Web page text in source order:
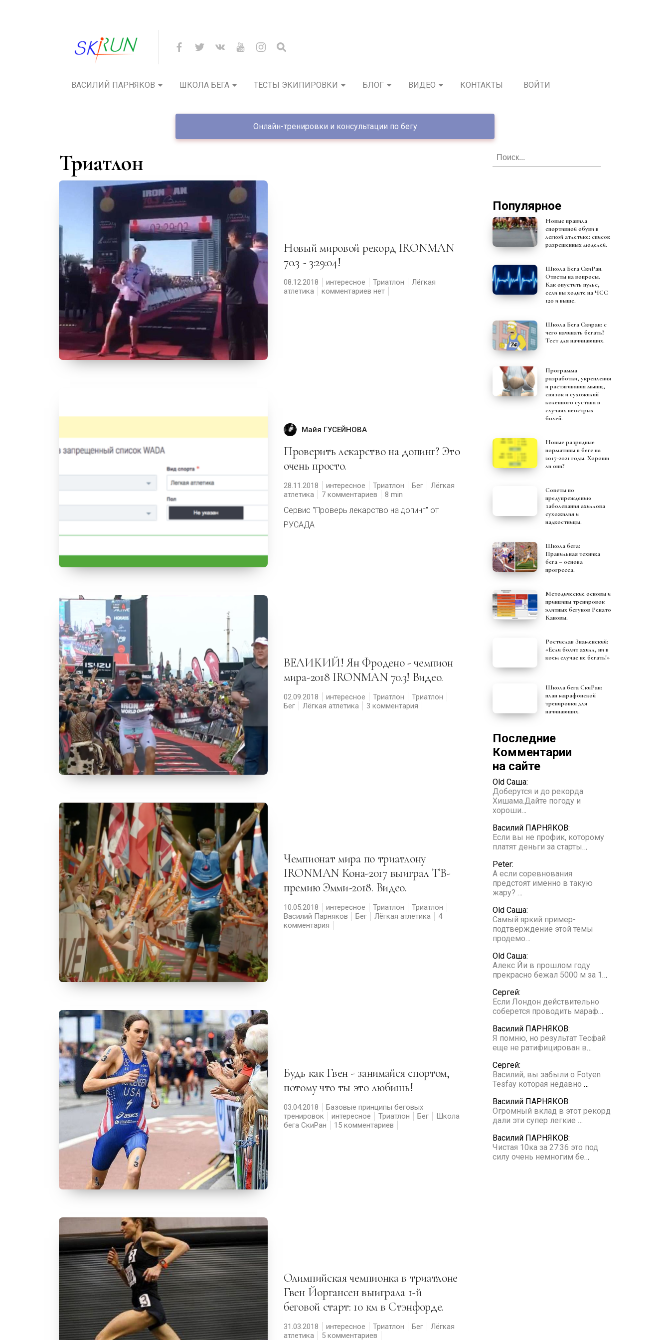
ВАСИЛИЙ ПАРНЯКОВ ШКОЛА БЕГА ТЕСТЫ ЭКИПИРОВКИ БЛОГ ВИДЕО КОНТАКТЫ ВОЙТИ
Онлайн-тренировки и консультации по бегу
триатлон
Новый мировой рекорд IRONMAN
70.3 - 3:29:04!
08.12.2018 интересное Триатлон
Лёгкая
атлетика
комментариев нет
Майя ГУСЕЙНОВА
Проверить лекарство на допинг? Это
очень просто.
28.11.2018 интересное Триатлон Бег
Лёгкая
атлетика
7 комментариев 8
Сервис "Проверь лекарство на допинг" от
РУСАДА
ВЕЛИКИЙ! Ян Фродено - чемпион
мира-2018 IRONMAN 70.3! Видео.
02.09.2018 интересное Триатлон
Триатлон
Бег
Лёгкая атлетика 3 комментария
Чемпионат мира по триатлону
IRONMAN Кона-2017 выиграл ТВ-
премию Эмми-2018. Видео.
10.05.2018 интересное Триатлон
Триатлон
Василий Парняков
Бег Лёгкая атлетика
4
комментария
Будь как Гвен - занимайся спортом,
потому что ты это любишь!
03.04.2018
Базовые принципы беговых
тренировок
интересное Триатлон Бег
Школа
бега СкиРан
15 комментариев
Олимпийская чемпионка в триатлоне
Гвен Йоргансен выиграла 1-й
беговой старт: 10 км в Стэнфорде.
31.03.2018 интересное Триатлон Бег
Лёгкая
атлетика
5 комментариев
Популярное
Новые правила
спортивной обуви в
легкой атлетике: список
разрешенных моделей.
Школа Бега СкиРан.
Ответы на вопросы.
Как опустить пульс,
если вы ходите на ЧСС
120 и выше.
Школа Бега Скиран: с
чего начинать бегать?
Тест для начинающих.
Программа
разработки, укрепления
и растягивания мышц,
связок и сухожилий
коленного сустава в
случаях неострых
болей.
Новые разрядные
нормативы в беге на
2017-2021 годы. Хороши
ли они?
Советы по
предупреждению
заболевания ахиллова
сухожилия и
надкостницы.
Школа бега:
Правильная техника
бега – основа
прогресса.
Методические основы и
принципы тренировок
элитных бегунов Ренато
Кановы.
Ростислав Знаменский:
«Если болит ахилл, ни в
коем случае не бегать!»
Школа бега СкиРан:
план марафонской
тренировки для
начинающих.
Последние
Комментарии
на сайте
Old Саша:
Доберутся и до рекорда
Хишама.Дайте погоду и
хороши…
Василий ПАРНЯКОВ:
Если вы не профик, которому
платят деньги за старты…
Peter:
А если соревнования
предстоят именно в такую
жару? …
Old Саша:
Самый яркий пример-
подтверждение этой темы
продемо…
Old Саша:
Алекс Йи в прошлом году
прекрасно бежал 5000 м за 1…
Сергей:
Если Лондон действительно
соберется проводить мараф…
Василий ПАРНЯКОВ:
Я помню, но результат Тесфай
еще не ратифицирован в…
Сергей:
Василий, вы забыли о Fotyen
Tesfay которая недавно …
Василий ПАРНЯКОВ:
Огромный вклад в этот рекорд
дали эти супер легкие …
Василий ПАРНЯКОВ:
Чистая 10ка за 27:36 это под
силу очень немногим бе…